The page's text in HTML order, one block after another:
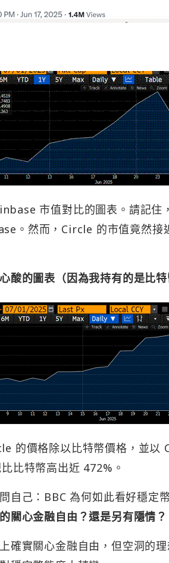
市值對比的圖表。請記住
。然而，Circle 的市值竟然
酸的圖表（因為我持有的是比特
的價格除以比特幣價格，並
比特幣高出近 472%。
自己：BBC 為何如此看好穩定
關心金融自由？還是另有隱情？
確實關心金融自由，但空洞的